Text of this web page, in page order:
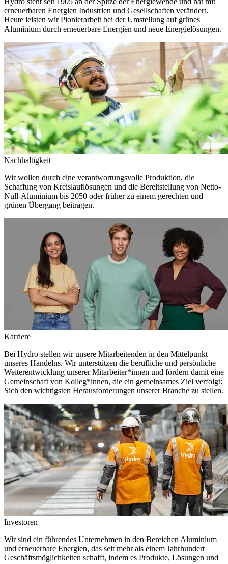
erneuerbaren Energien Industrien und Gesellschaften verändert.
Heute leisten wir Pionierarbeit bei der Umstellung auf grünes
Aluminium durch erneuerbare Energien und neue Energielösungen.
Nachhaltigkeit
Wir wollen durch eine verantwortungsvolle Produktion, die
Schaffung von Kreislauflösungen und die Bereitstellung von Netto-
Null-Aluminium bis 2050 oder früher zu einem gerechten und
grünen Übergang beitragen.
Karriere
Bei Hydro stellen wir unsere Mitarbeitenden in den Mittelpunkt
unseres Handelns. Wir unterstützen die berufliche und persönliche
Weiterentwicklung unserer Mitarbeiter*innen und fördern damit eine
Gemeinschaft von Kolleg*innen, die ein gemeinsames Ziel verfolgt:
Sich den wichtigsten Herausforderungen unserer Branche zu stellen.
Investoren
Wir sind ein führendes Unternehmen in den Bereichen Aluminium
und erneuerbare Energien, das seit mehr als einem Jahrhundert
Geschäftsmöglichkeiten schafft, indem es Produkte, Lösungen und